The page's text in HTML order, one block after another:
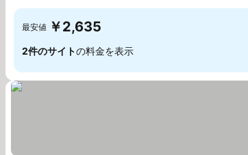
最安値 ￥2,635
2件のサイトの料金を表示